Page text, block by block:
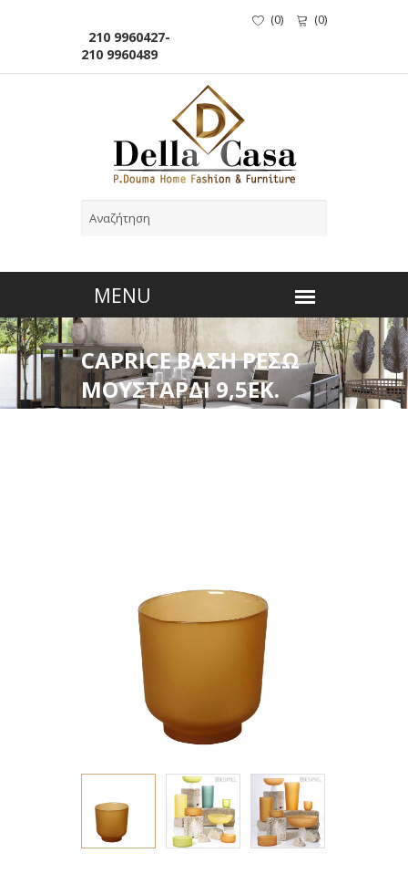
210 9960427-
210 9960489
(0) (0)
CAPRICE ΒΑΣΗ ΡΕΣΩ
ΜΟΥΣΤΑΡΔΙ 9,5ΕΚ.